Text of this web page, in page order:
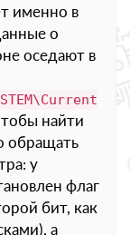
именно в
о
оседают в
найти
обращать
у
флаг
бит, как
а